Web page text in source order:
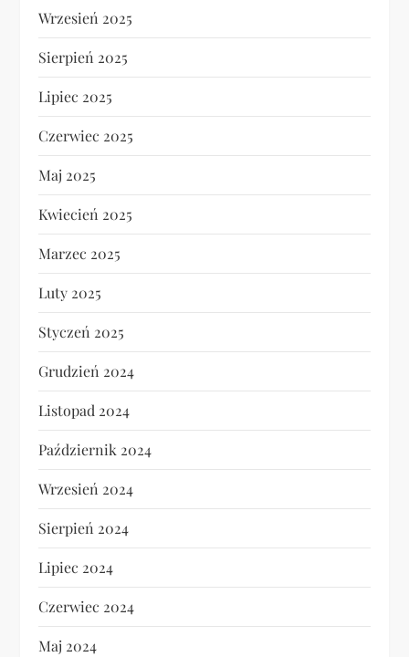
Wrzesień 2025
Sierpień 2025
Lipiec 2025
Czerwiec 2025
Maj 2025
Kwiecień 2025
Marzec 2025
Luty 2025
Styczeń 2025
Grudzień 2024
Listopad 2024
Październik 2024
Wrzesień 2024
Sierpień 2024
Lipiec 2024
Czerwiec 2024
Maj 2024